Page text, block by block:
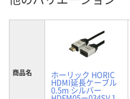
商品名 ホーリック HORIC
HDMI延長ケーブル
0.5m シルバー